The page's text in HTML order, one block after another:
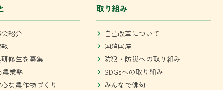
紹介
修生を募集
農業塾
な農作物づくり
取り組み
自己改革について
国消国産
防犯・防災への取り組み
SDGsへの取り組み
みんなで俳句